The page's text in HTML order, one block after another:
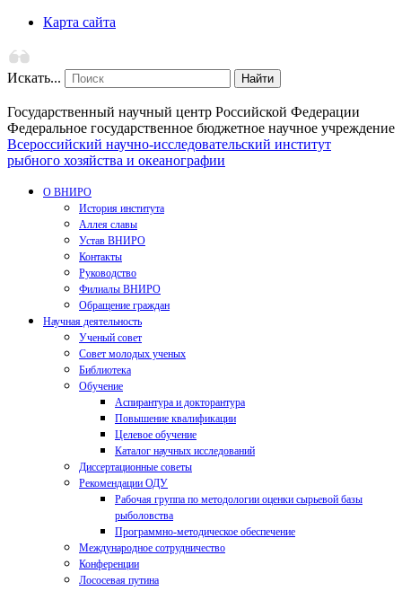
Карта сайта
Искать... Найти
Государственный научный центр Российской Федерации
Федеральное государственное бюджетное научное учреждение
Всероссийский научно-исследовательский институт
рыбного хозяйства и океанографии
О ВНИРО
История института
Аллея славы
Устав ВНИРО
Контакты
Руководство
Филиалы ВНИРО
Обращение граждан
Научная деятельность
Ученый совет
Совет молодых ученых
Библиотека
Обучение
Аспирантура и докторантура
Повышение квалификации
Целевое обучение
Каталог научных исследований
Диссертационные советы
Рекомендации ОДУ
Рабочая группа по методологии оценки сырьевой базы
рыболовства
Программно-методическое обеспечение
Международное сотрудничество
Конференции
Лососевая путина